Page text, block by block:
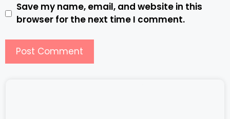
Save my name, email, and website in this
browser for the next time I comment.